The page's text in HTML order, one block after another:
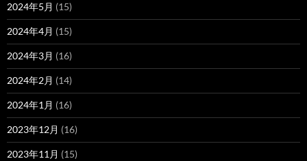
2024年5月 (15)
2024年4月 (15)
2024年3月 (16)
2024年2月 (14)
2024年1月 (16)
2023年12月 (16)
2023年11月 (15)